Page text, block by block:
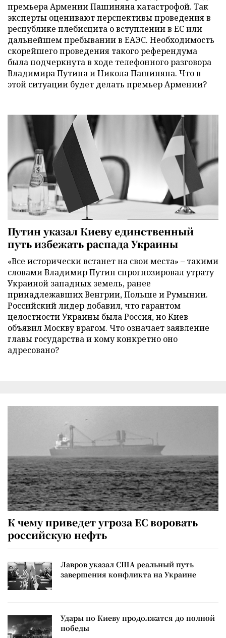
премьера Армении Пашиняна катастрофой. Так
эксперты оценивают перспективы проведения в
республике плебисцита о вступлении в ЕС или
дальнейшем пребывании в ЕАЭС. Необходимость
скорейшего проведения такого референдума
была подчеркнута в ходе телефонного разговора
Владимира Путина и Никола Пашиняна. Что в
этой ситуации будет делать премьер Армении?
Путин указал Киеву единственный
путь избежать распада Украины
«Все исторически встанет на свои места» – такими
словами Владимир Путин спрогнозировал утрату
Украиной западных земель, ранее
принадлежавших Венгрии, Польше и Румынии.
Российский лидер добавил, что гарантом
целостности Украины была Россия, но Киев
объявил Москву врагом. Что означает заявление
главы государства и кому конкретно оно
адресовано?
К чему приведет угроза ЕС воровать
российскую нефть
Лавров указал США реальный путь
завершения конфликта на Украине
Удары по Киеву продолжатся до полной
победы